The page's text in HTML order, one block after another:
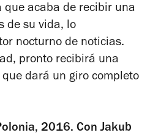
que acaba de recibir una
de su vida, lo
nocturno de noticias.
pronto recibirá una
dará un giro completo
2016. Con Jakub